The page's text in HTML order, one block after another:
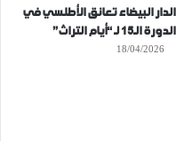
الدار البيضاء تعانق الأطلسي في
الدورة الـ15 لـ “أيام التراث”
18/04/2026